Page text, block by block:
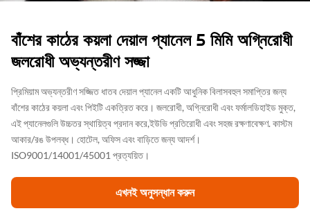
বাঁশের কাঠের কয়লা দেয়াল প্যানেল 5 মিমি অগ্নিরোধী
জলরোধী অভ্যন্তরীণ সজ্জা
প্রিমিয়াম অভ্যন্তরীণ সজ্জিত ধাতব দেয়াল প্যানেল একটি আধুনিক বিলাসবহুল সমাপ্তির জন্য
বাঁশের কাঠের কয়লা এবং পিইটি একত্রিত করে। জলরোধী, অগ্নিরোধী এবং ফর্মালডিহাইড মুক্ত,
এই প্যানেলগুলি উচ্চতর স্থায়িত্ব প্রদান করে,ইউভি প্রতিরোধী এবং সহজ রক্ষণাবেক্ষণ. কাস্টম
আকার/রঙ উপলব্ধ। হোটেল, অফিস এবং বাড়িতে জন্য আদর্শ।
ISO9001/14001/45001 প্রত্যয়িত।
এখনই অনুসন্ধান করুন